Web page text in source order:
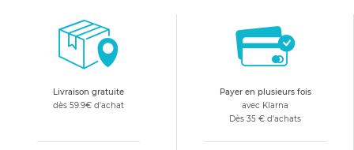
Livraison gratuite
dès 59.9€ d'achat
Payer en plusieurs fois
avec Klarna
Dès 35 € d'achats